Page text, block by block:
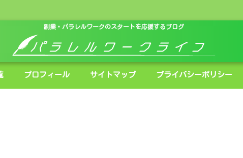
副業・パラレルワークのスタートを応援するブログ
プロフィール サイトマップ プライバシーポリシー